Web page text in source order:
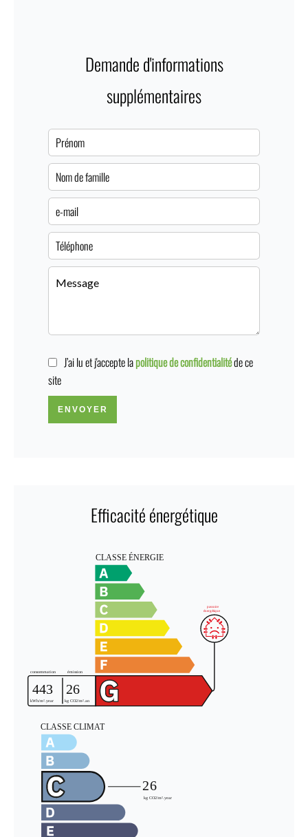
Demande d'informations
supplémentaires
J’ai lu et j'accepte lapolitique de confidentialitéde ce
site
ENVOYER
Efficacité énergétique